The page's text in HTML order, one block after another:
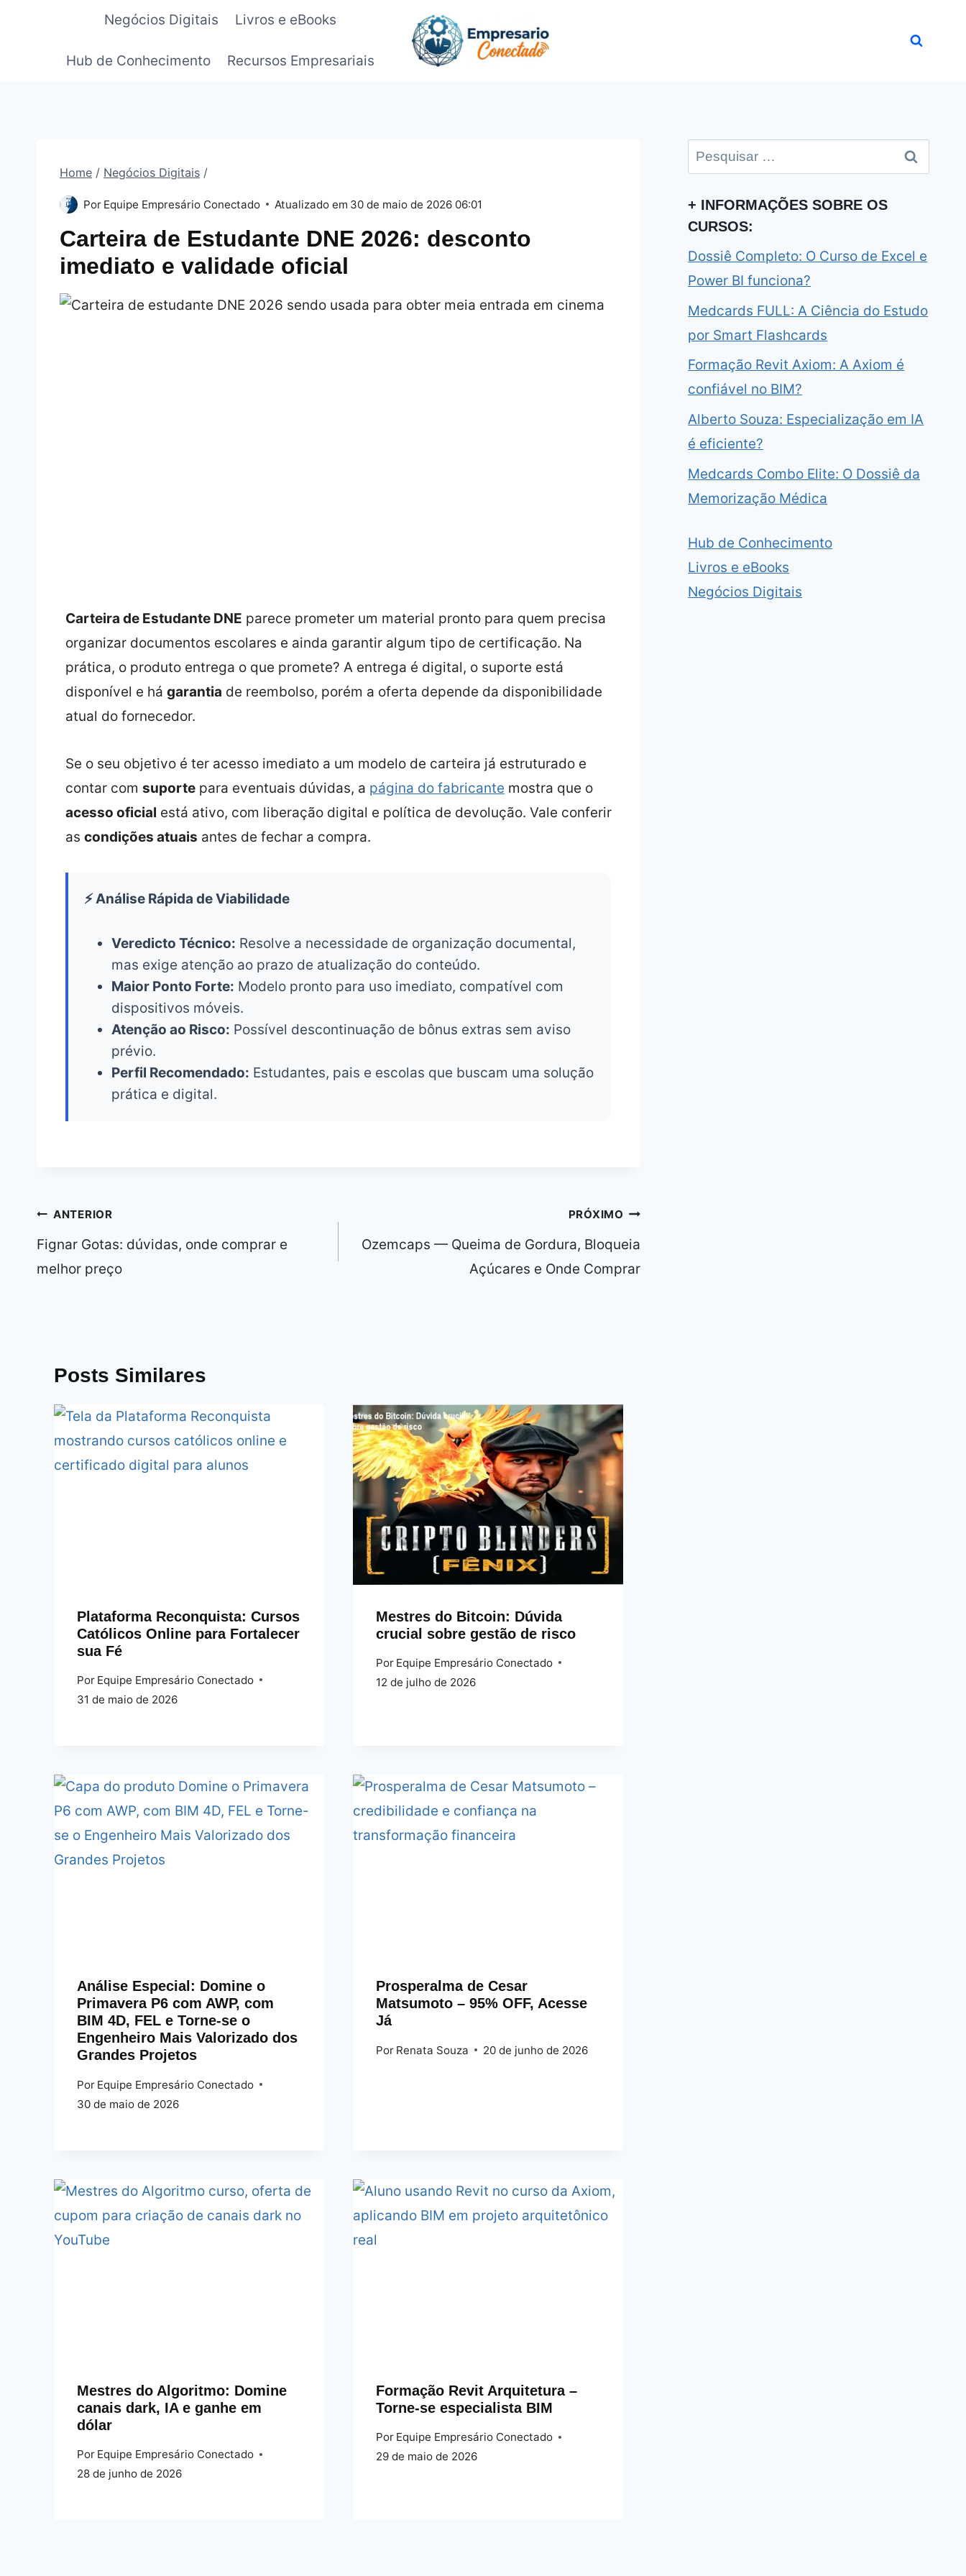
Negócios Digitais Livros e eBooks
Hub de Conhecimento Recursos Empresariais
Home / Negócios Digitais /
Por Equipe Empresário Conectado Atualizado em 30 de maio de 2026 06:01
Carteira de Estudante DNE 2026: desconto
imediato e validade oficial
Carteira de Estudante DNE parece prometer um material pronto para quem precisa
organizar documentos escolares e ainda garantir algum tipo de certificação. Na
prática, o produto entrega o que promete? A entrega é digital, o suporte está
disponível e há garantia de reembolso, porém a oferta depende da disponibilidade
atual do fornecedor.
Se o seu objetivo é ter acesso imediato a um modelo de carteira já estruturado e
contar com suportepara eventuais dúvidas, a página do fabricante mostra que o
acesso oficial está ativo, com liberação digital e política de devolução. Vale conferir
as condições atuais antes de fechar a compra.
⚡ Análise Rápida de Viabilidade
Veredicto Técnico: Resolve a necessidade de organização documental,
mas exige atenção ao prazo de atualização do conteúdo.
Maior Ponto Forte: Modelo pronto para uso imediato, compatível com
dispositivos móveis.
Atenção ao Risco: Possível descontinuação de bônus extras sem aviso
prévio.
Perfil Recomendado: Estudantes, pais e escolas que buscam uma solução
prática e digital.
Navegação
de
Post
ANTERIOR
Fignar Gotas: dúvidas, onde comprar e
melhor preço
PRÓXIMO
Ozemcaps — Queima de Gordura, Bloqueia
Açúcares e Onde Comprar
Posts Similares
Plataforma Reconquista: Cursos
Católicos Online para Fortalecer
sua Fé
Por Equipe Empresário Conectado
31 de maio de 2026
Mestres do Bitcoin: Dúvida
crucial sobre gestão de risco
Por Equipe Empresário Conectado
12 de julho de 2026
Análise Especial: Domine o
Primavera P6 com AWP, com
BIM 4D, FEL e Torne-se o
Engenheiro Mais Valorizado dos
Grandes Projetos
Por Equipe Empresário Conectado
30 de maio de 2026
Prosperalma de Cesar
Matsumoto – 95% OFF, Acesse
Já
Por Renata Souza 20 de junho de 2026
Mestres do Algoritmo: Domine
canais dark, IA e ganhe em
dólar
Por Equipe Empresário Conectado
28 de junho de 2026
Formação Revit Arquitetura –
Torne‑se especialista BIM
Por Equipe Empresário Conectado
29 de maio de 2026
Pesquisar
por:
+ INFORMAÇÕES SOBRE OS
CURSOS:
Dossiê Completo: O Curso de Excel e
Power BI funciona?
Medcards FULL: A Ciência do Estudo
por Smart Flashcards
Formação Revit Axiom: A Axiom é
confiável no BIM?
Alberto Souza: Especialização em IA
é eficiente?
Medcards Combo Elite: O Dossiê da
Memorização Médica
Hub de Conhecimento
Livros e eBooks
Negócios Digitais